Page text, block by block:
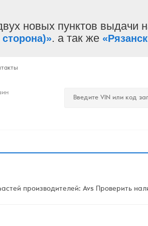
новых пунктов выдачи
. а так же
производителей: Avs Проверить